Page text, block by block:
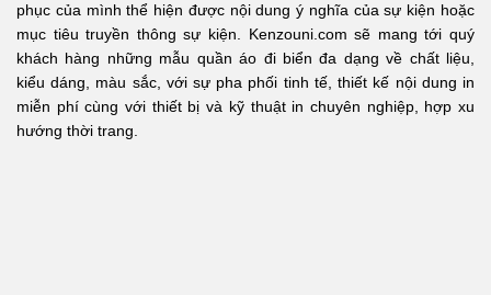
phục của mình thể hiện được nội dung ý nghĩa của sự kiện hoặc
mục tiêu truyền thông sự kiện. Kenzouni.com sẽ mang tới quý
khách hàng những mẫu quần áo đi biển đa dạng về chất liệu,
kiểu dáng, màu sắc, với sự pha phối tinh tế, thiết kế nội dung in
miễn phí cùng với thiết bị và kỹ thuật in chuyên nghiệp, hợp xu
hướng thời trang.